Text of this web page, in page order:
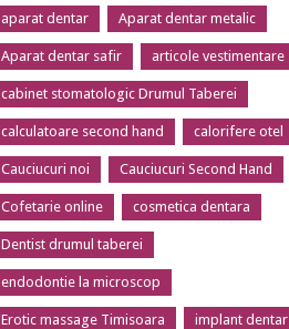
aparat dentar Aparat dentar metalic
Aparat dentar safir articole vestimentare
cabinet stomatologic Drumul Taberei
calculatoare second hand calorifere otel
Cauciucuri noi Cauciucuri Second Hand
Cofetarie online cosmetica dentara
Dentist drumul taberei
endodontie la microscop
Erotic massage Timisoara implant dentar